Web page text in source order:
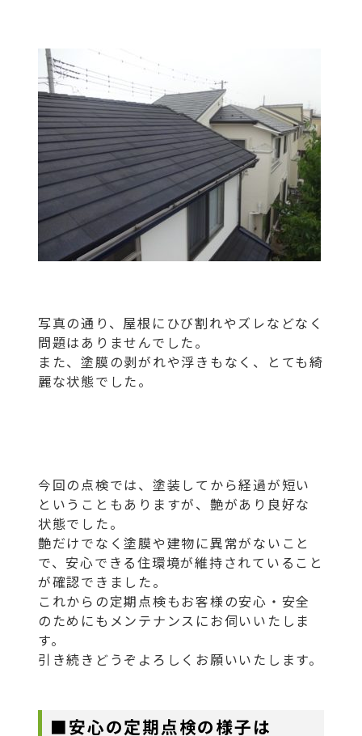
写真の通り、屋根にひび割れやズレなどなく
問題はありませんでした。
また、塗膜の剥がれや浮きもなく、とても綺
麗な状態でした。
今回の点検では、塗装してから経過が短い
ということもありますが、艶があり良好な
状態でした。
艶だけでなく塗膜や建物に異常がないこと
で、安心できる住環境が維持されていること
が確認できました。
これからの定期点検もお客様の安心・安全
のためにもメンテナンスにお伺いいたしま
す。
引き続きどうぞよろしくお願いいたします。
■安心の定期点検の様子は